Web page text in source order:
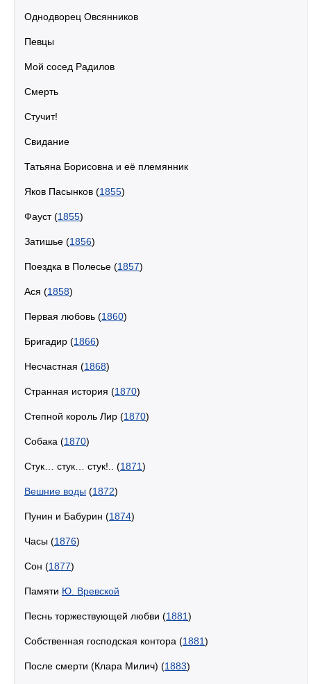
Однодворец Овсянников
Певцы
Мой сосед Радилов
Смерть
Стучит!
Свидание
Татьяна Борисовна и её племянник
Яков Пасынков (1855)
Фауст (1855)
Затишье (1856)
Поездка в Полесье (1857)
Ася (1858)
Первая любовь (1860)
Бригадир (1866)
Несчастная (1868)
Странная история (1870)
Степной король Лир (1870)
Собака (1870)
Стук… стук… стук!.. (1871)
Вешние воды (1872)
Пунин и Бабурин (1874)
Часы (1876)
Сон (1877)
Памяти Ю. Вревской
Песнь торжествующей любви (1881)
Собственная господская контора (1881)
После смерти (Клара Милич) (1883)